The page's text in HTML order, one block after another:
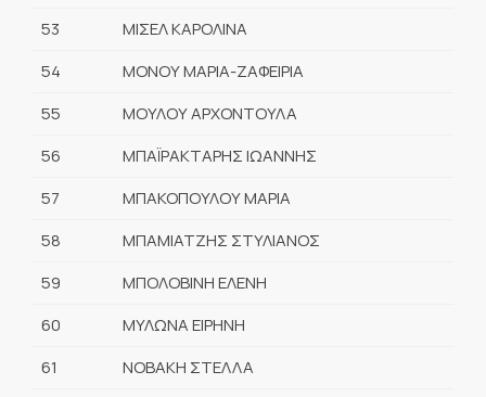
53
ΜΙΣΕΛ ΚΑΡΟΛΙΝΑ
54
ΜΟΝΟΥ ΜΑΡΙΑ-ΖΑΦΕΙΡΙΑ
55
ΜΟΥΛΟΥ ΑΡΧΟΝΤΟΥΛΑ
56
ΜΠΑΪΡΑΚΤΑΡΗΣ ΙΩΑΝΝΗΣ
57
ΜΠΑΚΟΠΟΥΛΟΥ ΜΑΡΙΑ
58
ΜΠΑΜΙΑΤΖΗΣ ΣΤΥΛΙΑΝΟΣ
59
ΜΠΟΛΟΒΙΝΗ ΕΛΕΝΗ
60
ΜΥΛΩΝΑ ΕΙΡΗΝΗ
61
ΝΟΒΑΚΗ ΣΤΕΛΛΑ